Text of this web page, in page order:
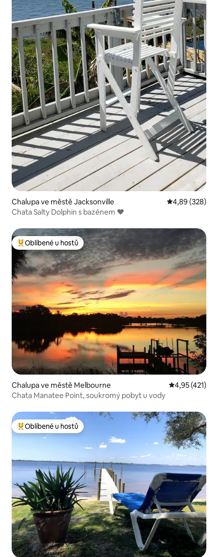
Chalupa ve městě Jacksonville Průměrné
4,89 (328)
Chata Salty Dolphin s bazénem ❤
Nejlepší v kategorii Oblíbené u hostů
Oblíbené u hostů
Chalupa ve městě Melbourne Průměrné
4,95 (421)
Chata Manatee Point, soukromý pobyt u vody
Nejlepší v kategorii Oblíbené u hostů
Oblíbené u hostů